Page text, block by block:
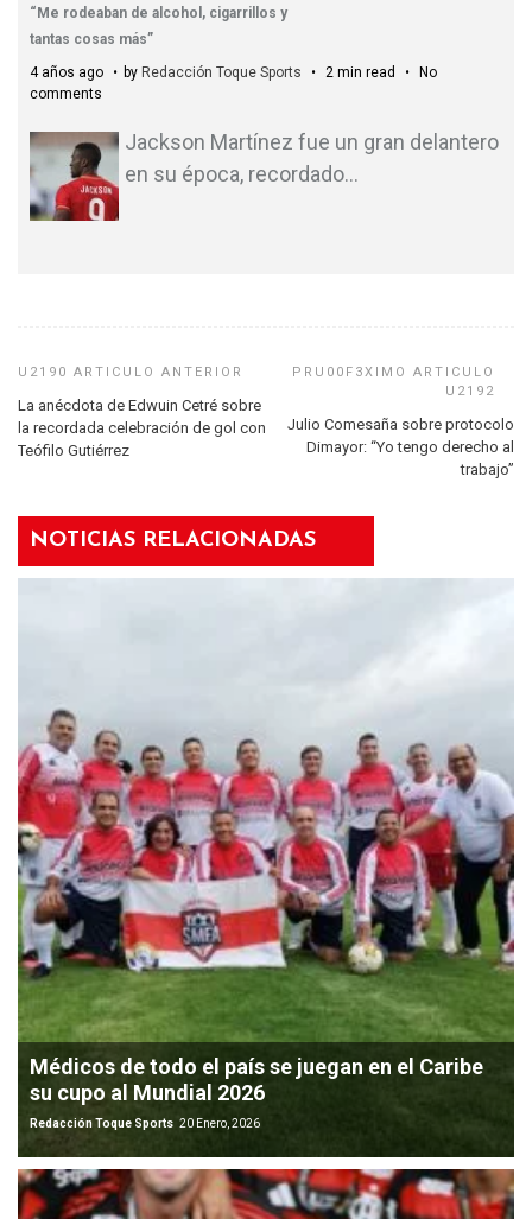
“Me rodeaban de alcohol, cigarrillos y
tantas cosas más”
4 años ago
by Redacción Toque Sports 2 min read
No
comments
Jackson Martínez fue un gran delantero
en su época, recordado…
La anécdota de Edwuin Cetré sobre
la recordada celebración de gol con
Teófilo Gutiérrez
Julio Comesaña sobre protocolo
Dimayor: “Yo tengo derecho al
trabajo”
NOTICIAS RELACIONADAS
Médicos de todo el país se juegan en el Caribe
su cupo al Mundial 2026
Redacción Toque Sports 20 Enero, 2026